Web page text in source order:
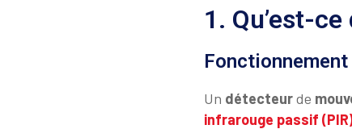
1. Qu’est-
Fonctionnement
Un détecteurde
infrarouge passif